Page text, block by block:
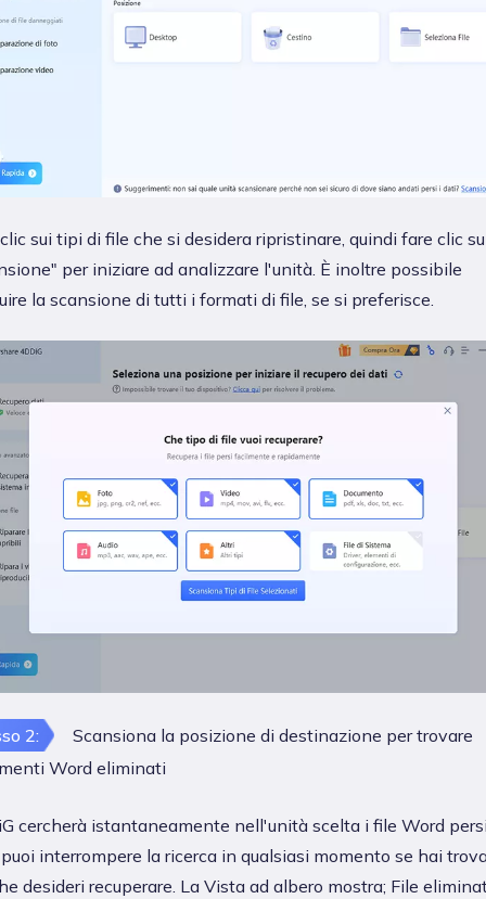
sui tipi di file che si desidera ripristinare, quindi fare clic su
per iniziare ad analizzare l'unità. È inoltre possibile
la scansione di tutti i formati di file, se si preferisce.
2:
Scansiona la posizione di destinazione per trovare
Word eliminati
cercherà istantaneamente nell'unità scelta i file Word
interrompere la ricerca in qualsiasi momento se hai
desideri recuperare. La Vista ad albero mostra; File